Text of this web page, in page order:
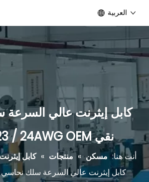
العربية
كابل إيثرنت عالي
نقي 8P8C 23 / 24AWG OEM
أنت هنا: مسكن » منتجات » كابل